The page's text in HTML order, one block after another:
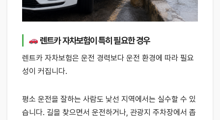
렌트카 자차보험이 특히 필요한 경우
렌트카 자차보험은 운전 경력보다 운전 환경에 따라 필요
성이 커집니다.
평소 운전을 잘하는 사람도 낯선 지역에서는 실수할 수 있
습니다. 길을 찾으면서 운전하거나, 관광지 주차장에서 좁